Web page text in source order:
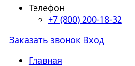
Телефон
+7 (800) 200-18-32
Заказать звонок Вход
Главная